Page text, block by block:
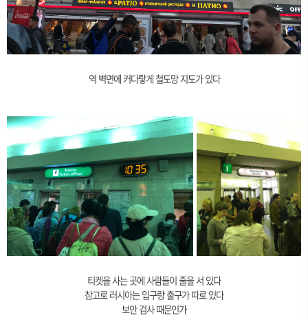
역 벽면에 커다랗게 철도망 지도가 있다
티켓을 사는 곳에 사람들이 줄을 서 있다
참고로 러시아는 입구랑 출구가 따로 있다
보안 검사 때문인가